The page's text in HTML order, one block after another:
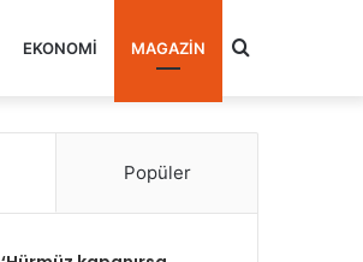
EKONOMI MAGAZIN Arama
Popüler